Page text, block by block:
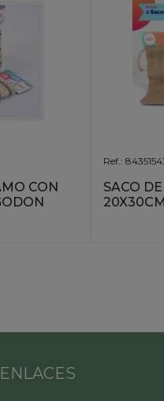
CON
Ref.:
SACO
ENLACES